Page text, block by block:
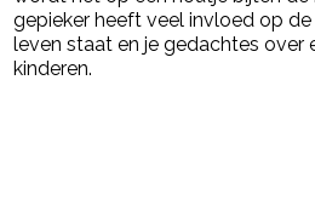
gepieker heeft veel invloed op
leven staat en je gedachtes over
kinderen.